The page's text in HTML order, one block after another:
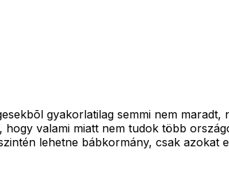
gyakorlatilag semmi nem
valami miatt nem tudok több
lehetne bábkormány, csak azokat